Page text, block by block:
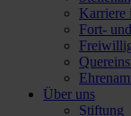
Karriere
Fort-
Über uns
Stiftung